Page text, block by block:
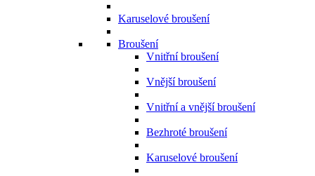
Karuselové broušení
Broušení
Vnitřní broušení
Vnější broušení
Vnitřní a vnější broušení
Bezhroté broušení
Karuselové broušení